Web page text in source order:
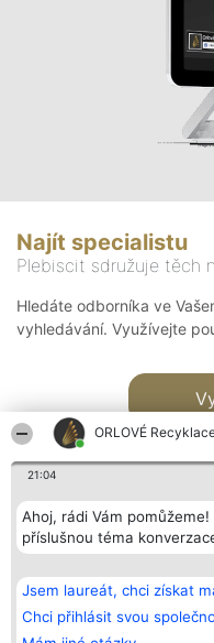
ORLOVÉ
21:04
Ahoj, rádi Vám pomůžeme!
příslušnou téma
Jsem laureát, chci získat
Chci přihlásit svou
Najít specialistu
Plebiscit sdružuje těch
Hledáte odborníka ve
vyhledávání. Využívejte
Bright Side Solutions sp. z o.
o. sp. k.
ul. Ruska 22
Wrocław 50-079